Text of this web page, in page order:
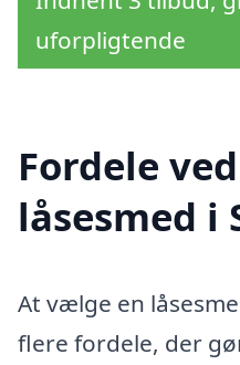
uforpligtende
Fordele
låsesmed i
At vælge en
flere fordele, der